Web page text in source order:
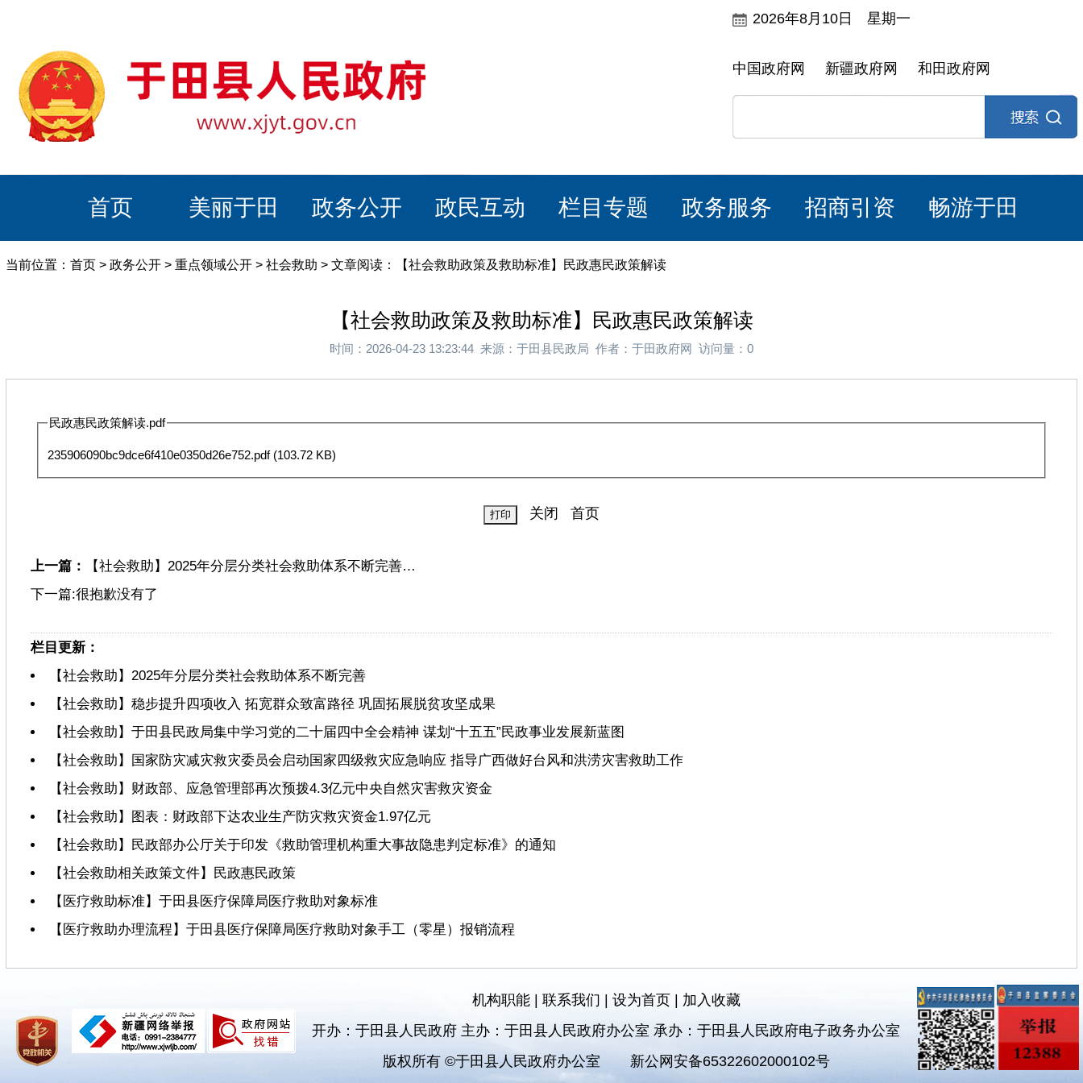
2026年8月10日 星期一
中国政府网 新疆政府网 和田政府网
首页 美丽于田 政务公开 政民互动 栏目专题 政务服务 招商引资 畅游于田
当前位置： 首页 > 政务公开 > 重点领域公开 > 社会救助 > 文章阅读：【社会救助政策及救助标准】民政惠民政策解读
【社会救助政策及救助标准】民政惠民政策解读
时间：2026-04-23 13:23:44 来源：于田县民政局 作者：于田政府网 访问量：0
民政惠民政策解读.pdf
235906090bc9dce6f410e0350d26e752.pdf(103.72 KB)
关闭 首页
上一篇：
【社会救助】2025年分层分类社会救助体系不断完善…
下一篇:很抱歉没有了
栏目更新：
【社会救助】2025年分层分类社会救助体系不断完善
【社会救助】稳步提升四项收入 拓宽群众致富路径 巩固拓展脱贫攻坚成果
【社会救助】于田县民政局集中学习党的二十届四中全会精神 谋划“十五五”民政事业发展新蓝图
【社会救助】国家防灾减灾救灾委员会启动国家四级救灾应急响应 指导广西做好台风和洪涝灾害救助工作
【社会救助】财政部、应急管理部再次预拨4.3亿元中央自然灾害救灾资金
【社会救助】图表：财政部下达农业生产防灾救灾资金1.97亿元
【社会救助】民政部办公厅关于印发《救助管理机构重大事故隐患判定标准》的通知
【社会救助相关政策文件】民政惠民政策
【医疗救助标准】于田县医疗保障局医疗救助对象标准
【医疗救助办理流程】于田县医疗保障局医疗救助对象手工（零星）报销流程
机构职能| 联系我们 | 设为首页| 加入收藏
开办：于田县人民政府 主办：于田县人民政府办公室 承办：于田县人民政府电子政务办公室
版权所有 ©于田县人民政府办公室
新公网安备65322602000102号